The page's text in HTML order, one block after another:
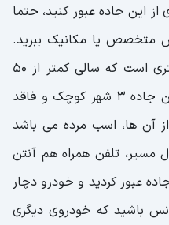
این جاده عبور کنید، حتما
متخصص یا مکانیک ببرید.
جاده دالتون مسیری 666 کیلومتری است که سالی کمتر از 50
خودرو از آن عبور می کند. در این جاده 3 شهر کوچک و فاقد
آن ها، اسب مرده می باشد
مسیر، تلفن همراه هم آنتن
عبور کردید و خودرو دچار
باشید که خودروی دیگری